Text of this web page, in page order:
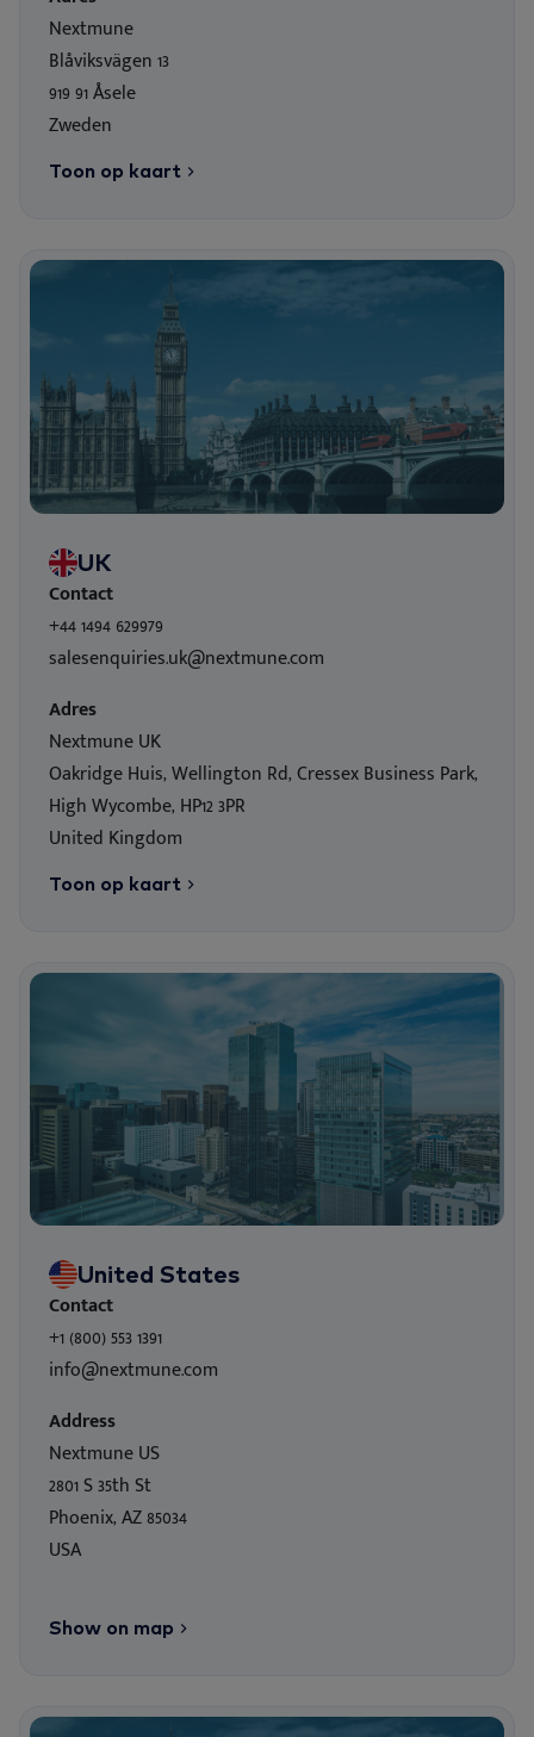
Nextmune
Blåviksvägen 13
919 91 Åsele
Zweden
Toon op kaart
UK
Contact
+44 1494 629979
salesenquiries.uk@nextmune.com
Adres
Nextmune UK
Oakridge Huis, Wellington Rd, Cressex Business Park,
High Wycombe, HP12 3PR
United Kingdom
Toon op kaart
United States
Contact
+1 (800) 553 1391
info@nextmune.com
Address
Nextmune US
2801 S 35th St
Phoenix, AZ 85034
USA
Show on map